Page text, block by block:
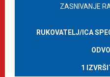
ZASNIVANJE
RUKOVATELJ/ICA
1